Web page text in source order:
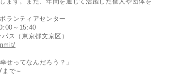
ランティアセンター
～15:40
ス（東京都文京区）
せってなんだろう？」
で～